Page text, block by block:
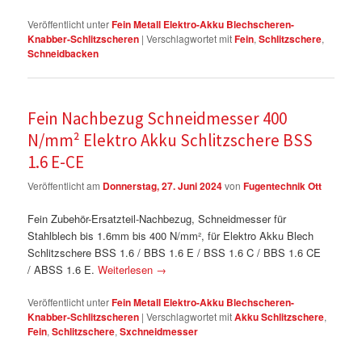
Veröffentlicht unterFein Metall Elektro-Akku Blechscheren-
Knabber-Schlitzscheren |Verschlagwortet mitFein,Schlitzschere,
Schneidbacken
Fein Nachbezug Schneidmesser 400
N/mm² Elektro Akku Schlitzschere BSS
1.6 E-CE
Veröffentlicht am Donnerstag, 27. Juni 2024vonFugentechnik Ott
Fein Zubehör-Ersatzteil-Nachbezug, Schneidmesser für
Stahlblech bis 1.6mm bis 400 N/mm², für Elektro Akku Blech
Schlitzschere BSS 1.6 / BBS 1.6 E / BSS 1.6 C / BBS 1.6 CE
/ ABSS 1.6 E.Weiterlesen →
Veröffentlicht unterFein Metall Elektro-Akku Blechscheren-
Knabber-Schlitzscheren |Verschlagwortet mitAkku Schlitzschere,
Fein,Schlitzschere,Sxchneidmesser